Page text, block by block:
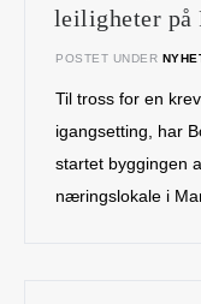
leiligheter på
POSTET UNDER
Til tross for en
igangsetting, har
startet byggingen
næringslokale i